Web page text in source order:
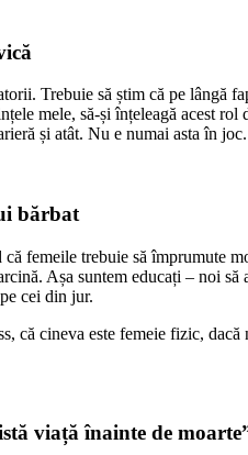
Trebuie să știm că pe lângă
mele, să-și înțeleagă acest
și atât. Nu e numai asta în joc.
bărbat
femeile trebuie să împrumute
Așa suntem educați – noi
cei din jur.
cineva este femeie fizic,
viață înainte de